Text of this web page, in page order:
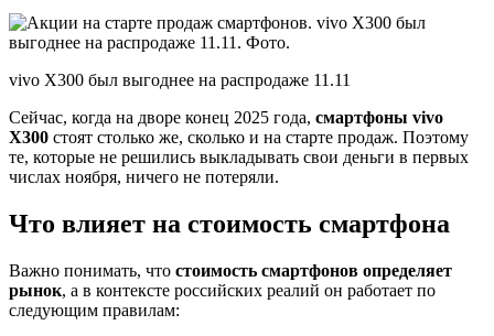
vivo X300 был выгоднее на распродаже 11.11
Сейчас, когда на дворе конец 2025 года, смартфоны vivo
X300 стоят столько же, сколько и на старте продаж. Поэтому
те, которые не решились выкладывать свои деньги в первых
числах ноября, ничего не потеряли.
Что влияет на стоимость смартфона
Важно понимать, что стоимость смартфонов определяет
рынок, а в контексте российских реалий он работает по
следующим правилам: